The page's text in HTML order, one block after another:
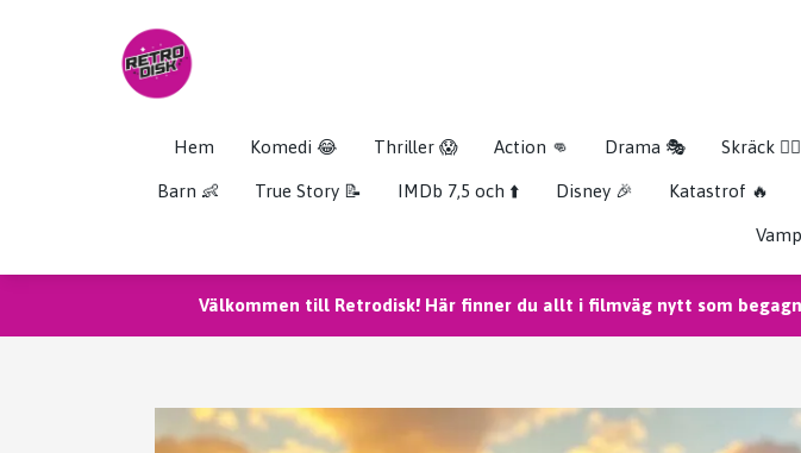
Hem Komedi 😂 Thriller 😱 Action 👊 Drama 🎭 Skräck 🧟‍♂️
Barn 👶 True Story 📝 IMDb 7,5 och ⬆️ Disney 🎉 Katastrof 🔥
Välkommen till Retrodisk! Här finner du allt i filmväg nytt som